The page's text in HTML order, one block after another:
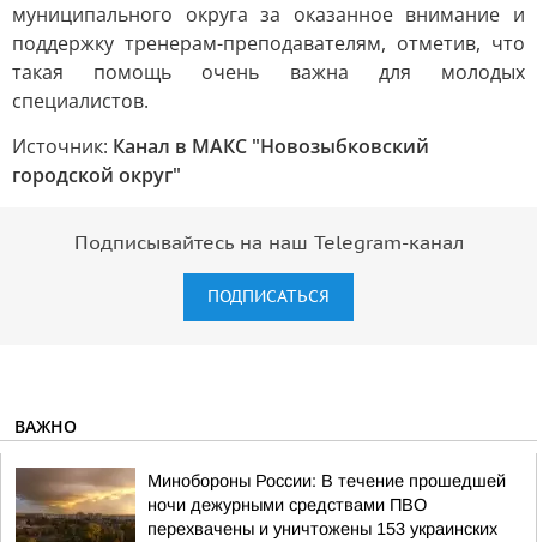
муниципального округа за оказанное внимание и
поддержку тренерам-преподавателям, отметив, что
такая помощь очень важна для молодых
специалистов.
Источник: Канал в МАКС "Новозыбковский
городской округ"
Подписывайтесь на наш Telegram-канал
ПОДПИСАТЬСЯ
ВАЖНО
Минобороны России: В течение прошедшей
ночи дежурными средствами ПВО
перехвачены и уничтожены 153 украинских